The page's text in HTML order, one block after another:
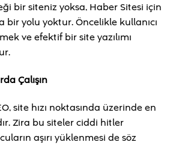
bir siteniz yoksa, Haber Sitesi için
bir yolu yoktur. Öncelikle kullanıcı
ve efektif bir site yazılımı
Çalışın
site hızı noktasında üzerinde en
Zira bu siteler ciddi hitler
aşırı yüklenmesi de söz